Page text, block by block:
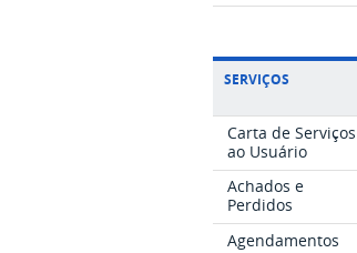
SERVIÇOS
Carta de Serviços
ao Usuário
Achados e
Perdidos
Agendamentos